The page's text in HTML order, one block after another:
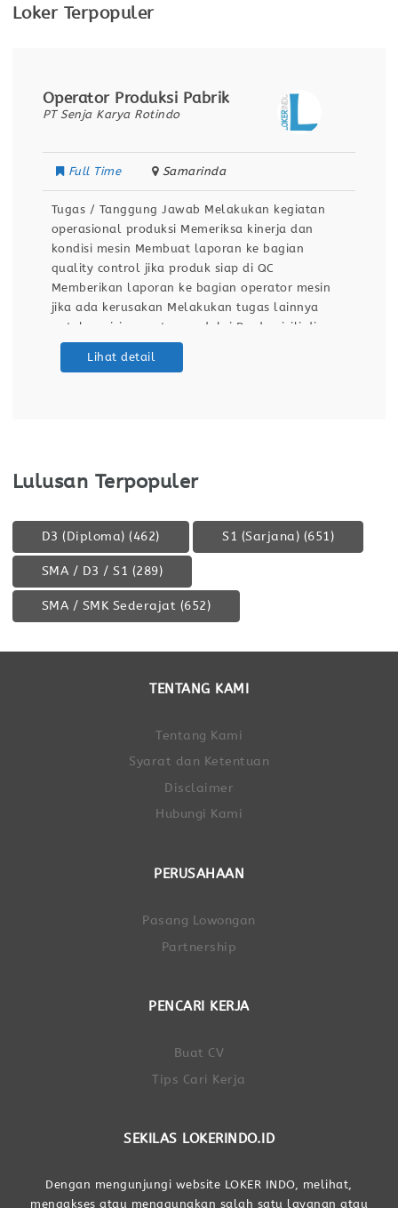
Loker Terpopuler
Operator Produksi Pabrik
PT Senja Karya Rotindo
Full Time Samarinda
Tugas / Tanggung Jawab Melakukan kegiatan
operasional produksi Memeriksa kinerja dan
kondisi mesin Membuat laporan ke bagian
quality control jika produk siap di QC
Memberikan laporan ke bagian operator mesin
jika ada kerusakan Melakukan tugas lainnya
untuk posisi operator produksi Berdomisili di
Samarinda Kualifikasi / Persyaratan Pendidikan
Lihat detail
Lulusan Terpopuler
D3 (Diploma) (462) S1 (Sarjana) (651)
SMA / D3 / S1 (289)
SMA / SMK Sederajat (652)
TENTANG KAMI
Tentang Kami
Syarat dan Ketentuan
Disclaimer
Hubungi Kami
PERUSAHAAN
Pasang Lowongan
Partnership
PENCARI KERJA
Buat CV
Tips Cari Kerja
SEKILAS LOKERINDO.ID
Dengan mengunjungi website LOKER INDO, melihat,
mengakses atau menggunakan salah satu layanan atau